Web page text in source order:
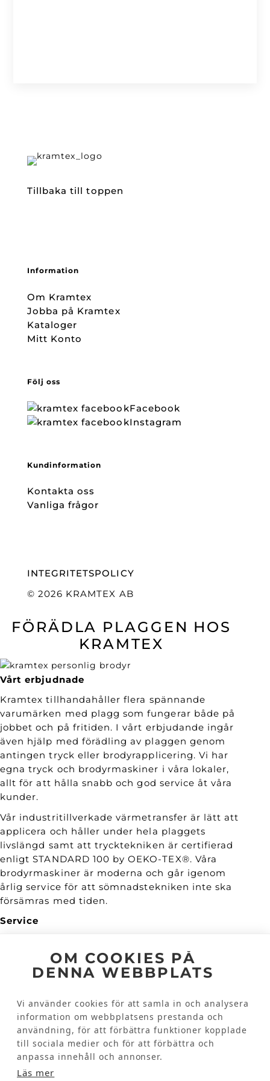
OM COOKIES PÅ
DENNA WEBBPLATS
Vi använder cookies för att samla in och analysera
information om webbplatsens prestanda och
användning, för att förbättra funktioner kopplade
till sociala medier och för att förbättra och
anpassa innehåll och annonser.
Läs mer
Tillbaka till toppen
Information
Om Kramtex
Jobba på Kramtex
Kataloger
Mitt Konto
Följ oss
Facebook
Instagram
Kundinformation
Kontakta oss
Vanliga frågor
INTEGRITETSPOLICY
© 2026 KRAMTEX AB
FÖRÄDLA PLAGGEN HOS
KRAMTEX
Vårt erbjudnade
Kramtex tillhandahåller flera spännande
varumärken med plagg som fungerar både på
jobbet och på fritiden. I vårt erbjudande ingår
även hjälp med förädling av plaggen genom
antingen tryck eller brodyrapplicering. Vi har
egna tryck och brodyrmaskiner i våra lokaler,
allt för att hålla snabb och god service åt våra
kunder.
Vår industritillverkade värmetransfer är lätt att
applicera och håller under hela plaggets
livslängd samt att trycktekniken är certifierad
enligt STANDARD 100 by OEKO-TEX®. Våra
brodyrmaskiner är moderna och går igenom
årlig service för att sömnadstekniken inte ska
försämras med tiden.
Service
kundunika lösningar, allt efter era önskemål.
Hållbarhet & kvalité
Tex- och Bluesign certifierade samt
PVC/Ftalatfria. De är mjuka, anpassningsbara
och tål många gånger både industritvätt och
torktumling.
Snabba leveranser